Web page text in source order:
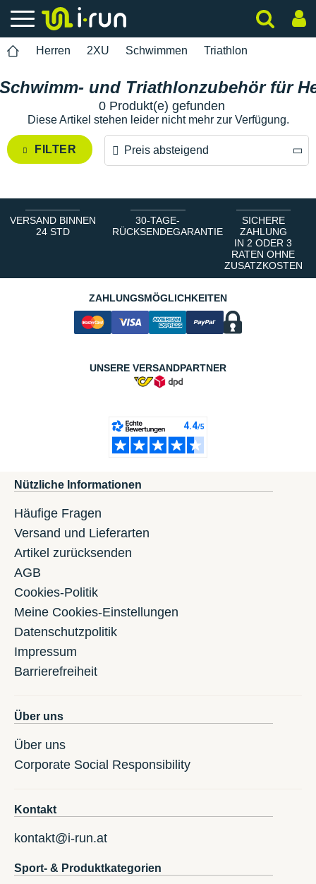
Herren 2XU Schwimmen Triathlon
und Triathlonzubehör für
0 Produkt(e) gefunden
Diese Artikel stehen leider nicht mehr zur Verfügung.
FILTER Preis absteigend
Preis aufsteigend
VERSAND BINNEN
24 STD
30-TAGE-
RÜCKSENDEGARANTIE
SICHERE
ZAHLUNG
IN 2 ODER 3
RATEN OHNE
ZUSATZKOSTEN
ZAHLUNGSMÖGLICHKEITEN
UNSERE VERSANDPARTNER
Nützliche Informationen
Häufige Fragen
Versand und Lieferarten
Artikel zurücksenden
AGB
Cookies-Politik
Meine Cookies-Einstellungen
Datenschutzpolitik
Impressum
Barrierefreiheit
Über uns
Über uns
Corporate Social Responsibility
Kontakt
kontakt@i-run.at
Sport- & Produktkategorien